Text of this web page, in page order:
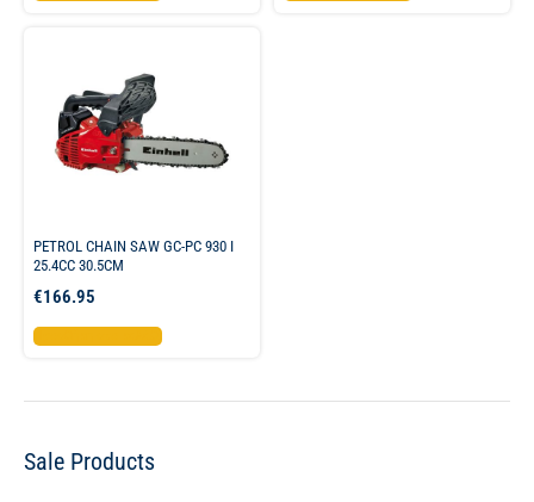
PETROL CHAIN SAW GC-PC 930 I
25.4CC 30.5CM
€166.95
Προσθήκη στο καλάθι
Sale Products